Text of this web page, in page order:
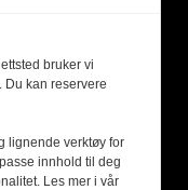
bruker vi
Du kan reservere
lignende verktøy for
innhold til deg
Les mer i vår